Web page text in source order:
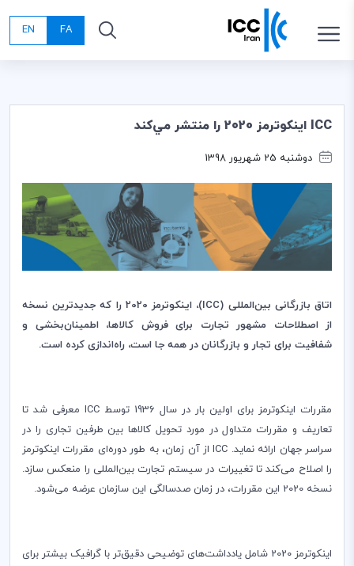
FA
EN
ICC اينكوترمز 2020 را منتشر مي‌كند
دوشنبه 25 شهریور 1398
اتاق بازرگانی بین‌المللی (ICC
)، اینکوترمز 2020 را که جدیدترین نسخه
از اصطلاحات مشهور تجارت برای فروش کالاها، اطمینان‌بخشی و
شفافیت برای تجار و بازرگانان در همه جا است، راه‌اندازی کرده است.
مقررات اینکوترمز برای اولین بار در سال 1936 توسط ICC معرفی شد تا
تعاریف و مقررات متداول در مورد تحویل كالاها بین طرفین تجاری را در
سراسر جهان ارائه نماید. ICCاز آن زمان، به طور دوره‌ای مقررات اینکوترمز
را اصلاح می‌کند تا تغییرات در سیستم تجارت بین‌المللی را منعکس سازد.
نسخه 2020 این مقررات، در زمان صد‌سالگی این سازمان عرضه می‌شود
.
اینکوترمز 2020 شامل یادداشت‌های توضیحی دقیق‌تر با گرافیک بیشتر برای